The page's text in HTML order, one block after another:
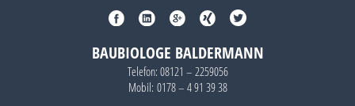
BAUBIOLOGE BALDERMANN
Telefon: 08121 – 2259056
Mobil: 0178 – 4 91 39 38